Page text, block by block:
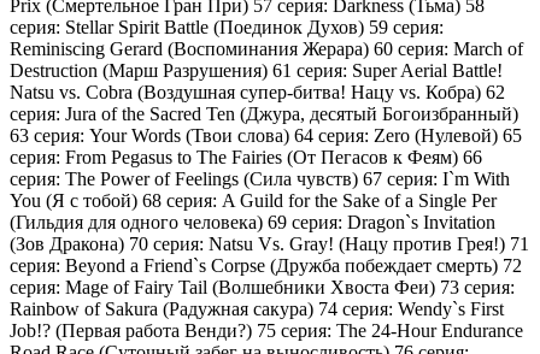
Prix (Смертельное Гран При) 57 серия: Darkness (Тьма) 58
серия: Stellar Spirit Battle (Поединок Духов) 59 серия:
Reminiscing Gerard (Воспоминания Жерара) 60 серия: March of
Destruction (Марш Разрушения) 61 серия: Super Aerial Battle!
Natsu vs. Cobra (Воздушная супер-битва! Нацу vs. Кобра) 62
серия: Jura of the Sacred Ten (Джура, десятый Богоизбранный)
63 серия: Your Words (Твои слова) 64 серия: Zero (Нулевой) 65
серия: From Pegasus to The Fairies (От Пегасов к Феям) 66
серия: The Power of Feelings (Сила чувств) 67 серия: I`m With
You (Я с тобой) 68 серия: A Guild for the Sake of a Single Per
(Гильдия для одного человека) 69 серия: Dragon`s Invitation
(Зов Дракона) 70 серия: Natsu Vs. Gray! (Нацу против Грея!) 71
серия: Beyond a Friend`s Corpse (Дружба побеждает смерть) 72
серия: Mage of Fairy Tail (Волшебники Хвоста Феи) 73 серия:
Rainbow of Sakura (Радужная сакура) 74 серия: Wendy`s First
Job!? (Первая работа Венди?) 75 серия: The 24-Hour Endurance